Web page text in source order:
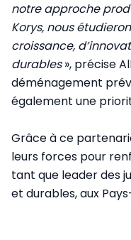
notre approche
Korys, nous
croissance,
durables», précise
déménagement
également une
Grâce à ce
leurs forces pour
tant que leader des
et durables, aux